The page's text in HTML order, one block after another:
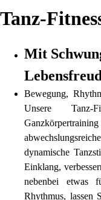
Tanz-
Mit
Bewegung,
Unsere Tanz-
dynamische
Einklang,
nebenbei etwas
Rhythmus, lassen